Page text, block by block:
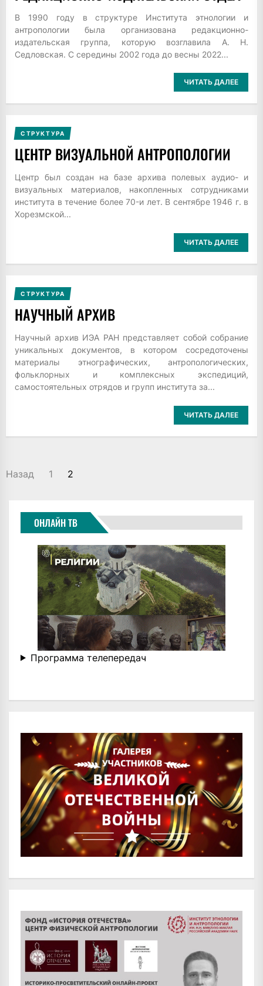
В 1990 году в структуре Института этнологии и
антропологии была организована редакционно-
издательская группа, которую возглавила А. Н.
Седловская. С середины 2002 года до весны 2022...
ЧИТАТЬ ДАЛЕЕ
СТРУКТУРА
ЦЕНТР ВИЗУАЛЬНОЙ АНТРОПОЛОГИИ
Центр был создан на базе архива полевых аудио- и
визуальных материалов, накопленных сотрудниками
института в течение более 70-и лет. В сентябре 1946 г. в
Хорезмской...
ЧИТАТЬ ДАЛЕЕ
СТРУКТУРА
НАУЧНЫЙ АРХИВ
Научный архив ИЭА РАН представляет собой собрание
уникальных документов, в котором сосредоточены
материалы этнографических, антропологических,
фольклорных и комплексных экспедиций,
самостоятельных отрядов и групп института за...
ЧИТАТЬ ДАЛЕЕ
ПАГИНАЦИЯ
Назад 1 2
ОНЛАЙН ТВ
Программа телепередач